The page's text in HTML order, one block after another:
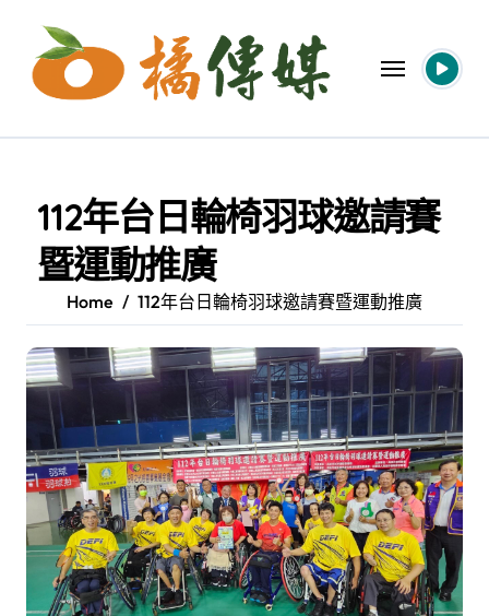
content
112年台日輪椅羽球邀請賽
暨運動推廣
Home 112年台日輪椅羽球邀請賽暨運動推廣